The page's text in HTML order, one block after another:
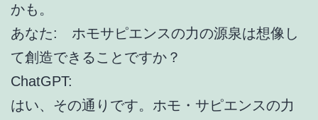
かも。
あなた: ホモサピエンスの力の源泉は想像し
て創造できることですか？
ChatGPT:
はい、その通りです。ホモ・サピエンスの力